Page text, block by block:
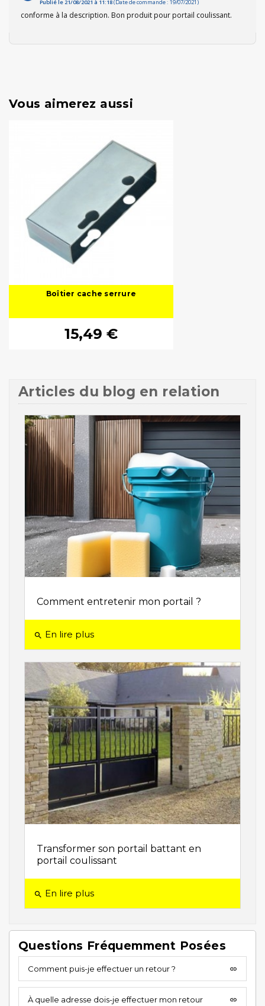
Publié le 21/08/2021 à 11:18(Date de commande : 19/07/2021)
conforme à la description. Bon produit pour portail coulissant.
Vous aimerez aussi
Boîtier cache serrure
15,49 €
Articles du blog en relation
Comment entretenir mon portail ?
search En lire plus
Transformer son portail battant en
portail coulissant
search En lire plus
Questions Fréquemment Posées
Comment puis-je effectuer un retour ? insert_link
À quelle adresse dois-je effectuer mon retour
insert_link